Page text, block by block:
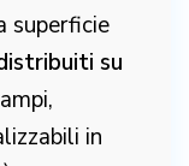
superficie
su
in